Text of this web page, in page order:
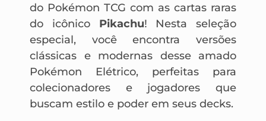
do Pokémon TCG com as cartas raras
do icônico Pikachu! Nesta seleção
especial, você encontra versões
clássicas e modernas desse amado
Pokémon Elétrico, perfeitas para
colecionadores e jogadores que
buscam estilo e poder em seus decks.